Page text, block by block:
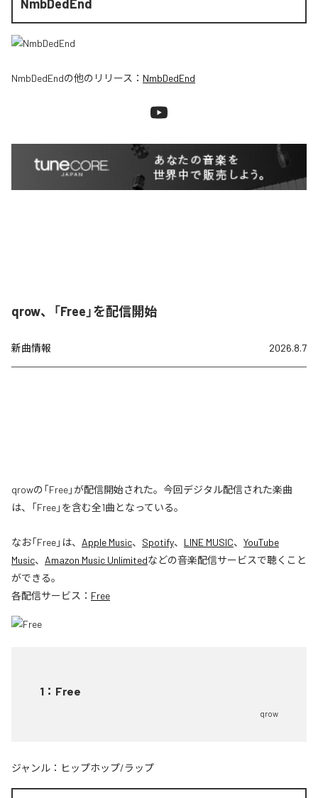
NmbDedEnd
NmbDedEndの他のリリース： NmbDedEnd
qrow、「Free」を配信開始
新曲情報 2026.8.7
qrowの「Free」が配信開始された。今回デジタル配信された楽曲
は、「Free」を含む全1曲となっている。
なお「Free」は、 Apple Music、 Spotify、 LINE MUSIC、 YouTube
Music、 Amazon Music Unlimitedなどの音楽配信サービスで聴くこと
ができる。
各配信サービス： Free
1 ： Free
qrow
ジャンル： ヒップホップ/ラップ